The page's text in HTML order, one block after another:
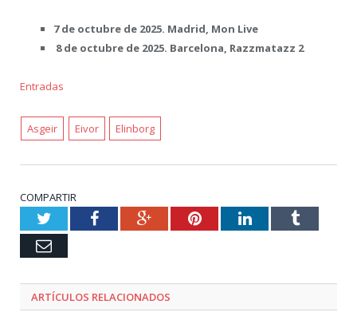
7 de octubre de 2025. Madrid, Mon Live
8 de octubre de 2025. Barcelona, Razzmatazz 2
Entradas
Asgeir Eivor Elinborg
COMPARTIR
TwitterFacebookGoogle+PinterestLinkedInTumblr
Email
ARTÍCULOS RELACIONADOS